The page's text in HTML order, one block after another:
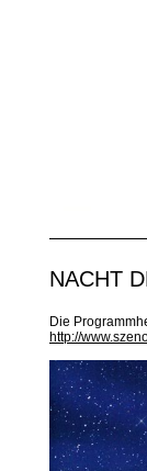
NACHT
Die
http://